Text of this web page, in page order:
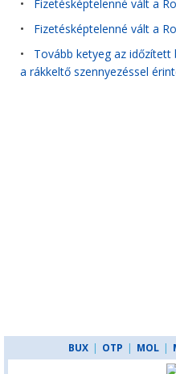
• Fizetésképtelenné vált a
• Fizetésképtelenné vált a
• Tovább ketyeg az
a rákkeltő szennyezéssel
BUX | OTP | MOL |